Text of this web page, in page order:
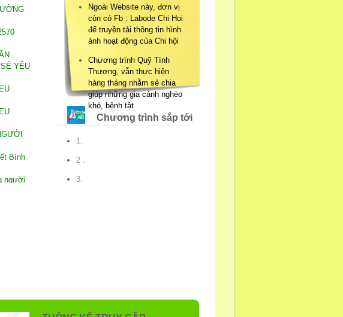
YÊU
Bính
người
Ngoài Website này, đơn vị
còn có Fb : Labode Chi Hoi
để truyền tải thông tin hình
ảnh hoạt động của Chi hội
Chương trình Quỹ Tình
Thương, vẫn thực hiện
hàng tháng nhằm sẻ chia
giúp những gia cảnh nghèo
khó, bệnh tật
Chương trình sắp tới
1.
2 .
3.